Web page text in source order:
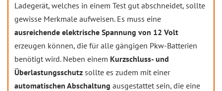
Ladegerät, welches in einem Test gut abschneidet, sollte
gewisse Merkmale aufweisen. Es muss eine
ausreichende elektrische Spannung von 12 Volt
erzeugen können, die für alle gängigen Pkw-Batterien
benötigt wird. Neben einem Kurzschluss- und
Überlastungsschutz sollte es zudem mit einer
automatischen Abschaltung ausgestattet sein, die eine